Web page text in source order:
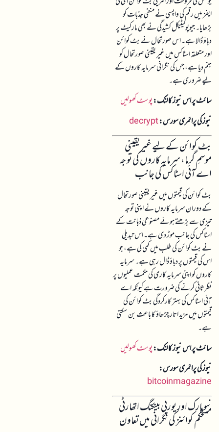
ایفز میں رقم کی واپسی نے منفی جذبات کو
بڑھایا۔ جیوپولیٹیکل کشیدگی نے بھی مارکیٹ پر
دباؤ ڈالا ہے۔ اس صورتحال نے بٹ کوائن
اور متعلقہ اسٹاکس میں غیر یقینی صورتحال کو
جنم دیا ہے، جس کی نگرانی سرمایہ کاروں کے
لیے ضروری ہے۔
سائٹ پر اس نیوز کا لنک:پوسٹ کھولیں
نیوز کی پرائمری سورس:decrypt
بٹ کوائن کے لیے غیر یقینی
موسمِ گرما، سرمایہ کاروں کی توجہ
اے آئی اسٹاکس کی جانب
بٹ کوائن کی قیمتوں میں غیر یقینی صورتحال
کے دوران سرمایہ کاروں نے اپنی توجہ
تیزی سے بڑھتے ہوئے مصنوعی ذہانت کے
اسٹاکس کی جانب موڑ دی ہے۔ اس تبدیلی
نے بٹ کوائن کی طلب میں کمی کی ہے، جو
اس کی قیمتوں پر دباؤ ڈال رہی ہے۔ سرمایہ
کاروں کو اپنی سرمایہ کاری کی حکمت عملیوں پر
نظرثانی کرنے کی ضرورت ہے کیونکہ اے
آئی اسٹاکس کی بہتر کارکردگی بٹ کوائن کی
قیمتوں میں مزید اتار چڑھاؤ کا باعث بن سکتی
ہے۔
سائٹ پر اس نیوز کا لنک:پوسٹ کھولیں
نیوز کی پرائمری سورس:
bitcoinmagazine
نیویارک اور یورپی بینکنگ اتھارٹی
مستحکم کوائنز کی نگرانی میں تعاون